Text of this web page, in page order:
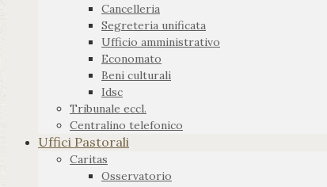
Cancelleria
Segreteria unificata
Ufficio amministrativo
Economato
Beni culturali
Idsc
Tribunale eccl.
Centralino telefonico
Uffici Pastorali
Caritas
Osservatorio